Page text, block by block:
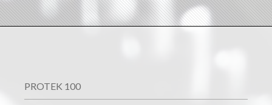
PROTEK 100